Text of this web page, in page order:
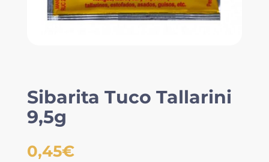
Sibarita Tuco Tallarini
9,5g
0,45€